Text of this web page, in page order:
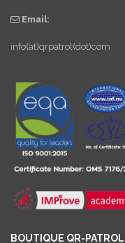
Email:
info(at)qrpatrol(dot)com
BOUTIQUE QR-PATROL